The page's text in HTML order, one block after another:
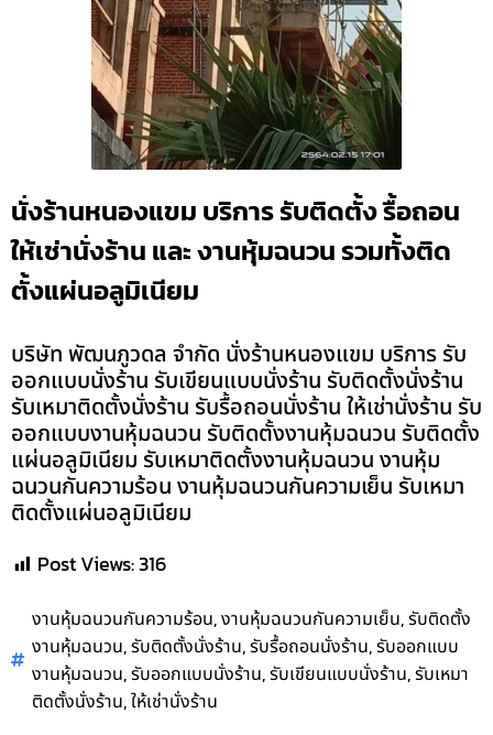
นั่งร้านหนองแขม บริการ รับติดตั้ง รื้อถอน
ให้เช่านั่งร้าน และ งานหุ้มฉนวน รวมทั้งติด
ตั้งแผ่นอลูมิเนียม
บริษัท พัฒนภูวดล จำกัด นั่งร้านหนองแขม บริการ รับ
ออกแบบนั่งร้าน รับเขียนแบบนั่งร้าน รับติดตั้งนั่งร้าน
รับเหมาติดตั้งนั่งร้าน รับรื้อถอนนั่งร้าน ให้เช่านั่งร้าน รับ
ออกแบบงานหุ้มฉนวน รับติดตั้งงานหุ้มฉนวน รับติดตั้ง
แผ่นอลูมิเนียม รับเหมาติดตั้งงานหุ้มฉนวน งานหุ้ม
ฉนวนกันความร้อน งานหุ้มฉนวนกันความเย็น รับเหมา
ติดตั้งแผ่นอลูมิเนียม
Post Views:316
งานหุ้มฉนวนกันความร้อน,งานหุ้มฉนวนกันความเย็น,รับติดตั้ง
งานหุ้มฉนวน,รับติดตั้งนั่งร้าน,รับรื้อถอนนั่งร้าน,รับออกแบบ
งานหุ้มฉนวน,รับออกแบบนั่งร้าน,รับเขียนแบบนั่งร้าน,รับเหมา
ติดตั้งนั่งร้าน,ให้เช่านั่งร้าน